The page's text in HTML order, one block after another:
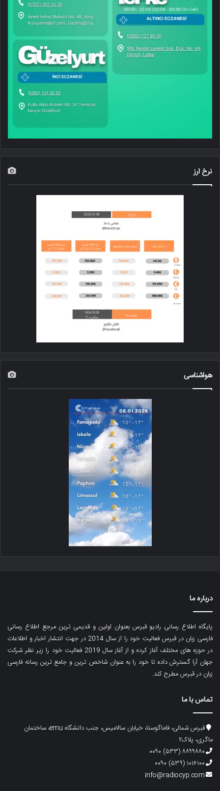
نرخ ارز
هواشناسی
درباره ما
پایگاه اطلاع رسانی رادیو قبرس بعنوان اولین و قدیمی ترین مرجع اطلاع رسانی
فارسی زبان در قبرس فعالیت خود را از سال 2014 در جهت انتشار اخبار و اطلاعات
در حوزه های مختلف آغاز کرده و از آغاز سال 2019 فعالیت خود را زیر نظر شرکت
جهان آرا گسترش داده تا خود را به عنوان شاخص ترین و جامع ترین رسانه فارسی
زبان در قبرس مطرح کند.
تماس با ما
قبرس شمالی، فاماگوستا، خیابان سالامیس، جنب دانشگاه emu، ساختمان
ماگری، پلاک۲
۸۸۹۹۸۸۰ (۵۳۳) ۰۰۹۰
۱۰۱۶۱۰۰ (۵۳۹) ۰۰۹۰
info@radiocyp.com